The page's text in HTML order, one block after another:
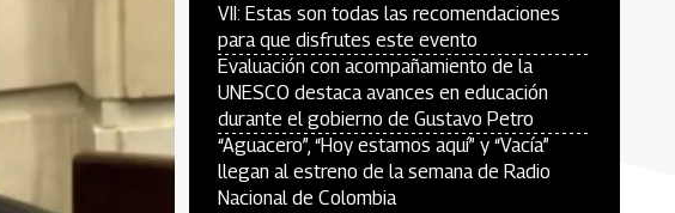
VII: Estas son todas las recomendaciones
para que disfrutes este evento
Evaluación con acompañamiento de la
UNESCO destaca avances en educación
durante el gobierno de Gustavo Petro
“Aguacero”, “Hoy estamos aquí” y “Vacía”
llegan al estreno de la semana de Radio
Nacional de Colombia